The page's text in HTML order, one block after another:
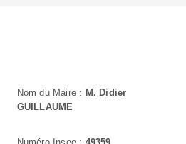
Nom du Maire : M. Didier
GUILLAUME